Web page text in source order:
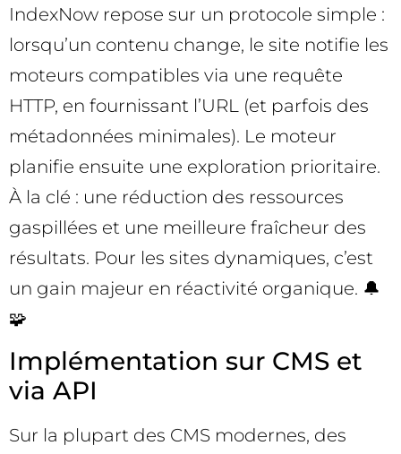
IndexNow repose sur un protocole simple :
lorsqu’un contenu change, le site notifie les
moteurs compatibles via une requête
HTTP, en fournissant l’URL (et parfois des
métadonnées minimales). Le moteur
planifie ensuite une exploration prioritaire.
À la clé : une réduction des ressources
gaspillées et une meilleure fraîcheur des
résultats. Pour les sites dynamiques, c’est
un gain majeur en réactivité organique. 🔔
🧩
Implémentation sur CMS et
via API
Sur la plupart des CMS modernes, des